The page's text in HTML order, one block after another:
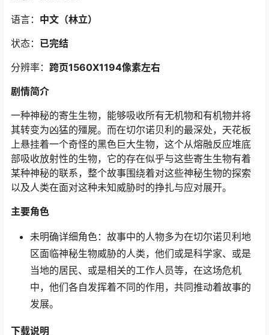
语言： 中文（林立）
状态： 已完结
分辨率： 跨页1560X1194像素左右
剧情简介
一种神秘的寄生生物，能够吸收所有无机物和有机物并将
其转变为凶猛的殭屍。而在切尔诺贝利的最深处，天花板
上悬挂着一个奇怪的黑色巨大生物，这个从熔融反应堆底
部吸收放射性的生物，它的存在似乎与这些寄生生物有着
某种神秘的联系，整个故事围绕着对这些神秘生物的探索
以及人类在面对这种未知威胁时的挣扎与应对展开。
主要角色
未明确详细角色：故事中的人物多为在切尔诺贝利地
区面临神秘生物威胁的人类，他们或是科学家、或是
当地的居民、或是相关的工作人员等，在这场危机
中，他们各自发挥着不同的作用，共同推动着故事的
发展。
下载说明